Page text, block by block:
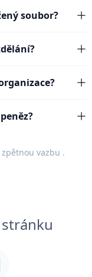
soubor?
zpětnou vazbu .